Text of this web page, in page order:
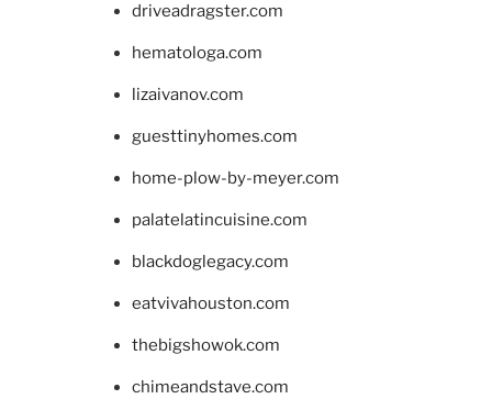
driveadragster.com
hematologa.com
lizaivanov.com
guesttinyhomes.com
home-plow-by-meyer.com
palatelatincuisine.com
blackdoglegacy.com
eatvivahouston.com
thebigshowok.com
chimeandstave.com